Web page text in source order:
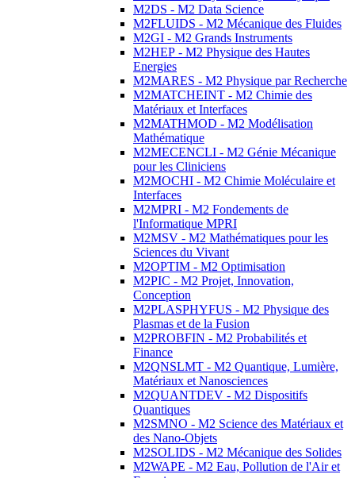
M2DS - M2 Data Science
M2FLUIDS - M2 Mécanique des Fluides
M2GI - M2 Grands Instruments
M2HEP - M2 Physique des Hautes
Energies
M2MARES - M2 Physique par Recherche
M2MATCHEINT - M2 Chimie des
Matériaux et Interfaces
M2MATHMOD - M2 Modélisation
Mathématique
M2MECENCLI - M2 Génie Mécanique
pour les Cliniciens
M2MOCHI - M2 Chimie Moléculaire et
Interfaces
M2MPRI - M2 Fondements de
l'Informatique MPRI
M2MSV - M2 Mathématiques pour les
Sciences du Vivant
M2OPTIM - M2 Optimisation
M2PIC - M2 Projet, Innovation,
Conception
M2PLASPHYFUS - M2 Physique des
Plasmas et de la Fusion
M2PROBFIN - M2 Probabilités et
Finance
M2QNSLMT - M2 Quantique, Lumière,
Matériaux et Nanosciences
M2QUANTDEV - M2 Dispositifs
Quantiques
M2SMNO - M2 Science des Matériaux et
des Nano-Objets
M2SOLIDS - M2 Mécanique des Solides
M2WAPE - M2 Eau, Pollution de l'Air et